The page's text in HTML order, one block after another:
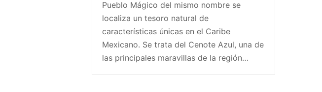
Pueblo Mágico del mismo nombre se
localiza un tesoro natural de
características únicas en el Caribe
Mexicano. Se trata del Cenote Azul, una de
las principales maravillas de la región…